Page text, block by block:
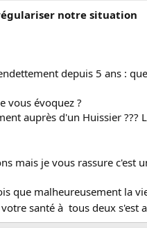
notre situation
depuis 5 ans :
vous évoquez ?
auprès d'un Huissier
mais je vous rassure
que malheureusement la
santé à tous deux s'est